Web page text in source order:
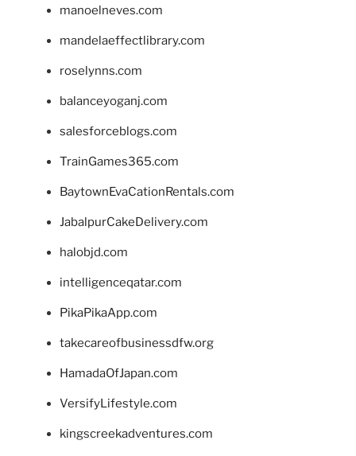
manoelneves.com
mandelaeffectlibrary.com
roselynns.com
balanceyoganj.com
salesforceblogs.com
TrainGames365.com
BaytownEvaCationRentals.com
JabalpurCakeDelivery.com
halobjd.com
intelligenceqatar.com
PikaPikaApp.com
takecareofbusinessdfw.org
HamadaOfJapan.com
VersifyLifestyle.com
kingscreekadventures.com